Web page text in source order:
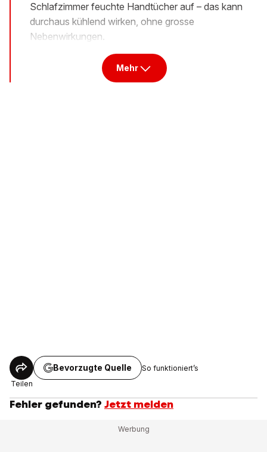
Schlafzimmer feuchte Handtücher auf – das kann
durchaus kühlend wirken, ohne grosse
Nebenwirkungen.
Mehr
Teilen
Bevorzugte Quelle So funktioniert’s
Fehler gefunden? Jetzt melden